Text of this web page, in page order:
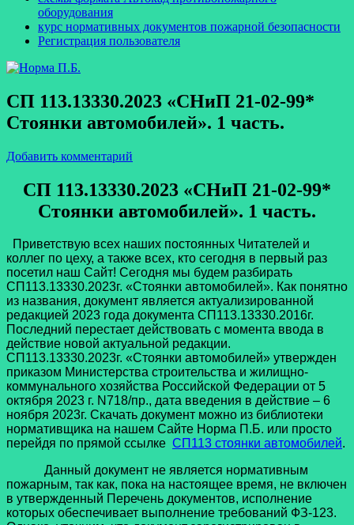
оборудования
курс нормативных документов пожарной безопасности
Регистрация пользователя
СП 113.13330.2023 «СНиП 21-02-99*
Стоянки автомобилей». 1 часть.
Добавить комментарий
СП 113.13330.2023 «СНиП 21-02-99*
Стоянки автомобилей». 1 часть.
Приветствую всех наших постоянных Читателей и
коллег по цеху, а также всех, кто сегодня в первый раз
посетил наш Сайт! Сегодня мы будем разбирать
СП113.13330.2023г. «Стоянки автомобилей». Как понятно
из названия, документ является актуализированной
редакцией 2023 года документа СП113.13330.2016г.
Последний перестает действовать с момента ввода в
действие новой актуальной редакции.
СП113.13330.2023г. «Стоянки автомобилей» утвержден
приказом Министерства строительства и жилищно-
коммунального хозяйства Российской Федерации от 5
октября 2023 г. N718/пр., дата введения в действие – 6
ноября 2023г. Скачать документ можно из библиотеки
нормативщика на нашем Сайте Норма П.Б. или просто
перейдя по прямой ссылке СП113 стоянки автомобилей.
Данный документ не является нормативным
пожарным, так как, пока на настоящее время, не включен
в утвержденный Перечень документов, исполнение
которых обеспечивает выполнение требований ФЗ-123.